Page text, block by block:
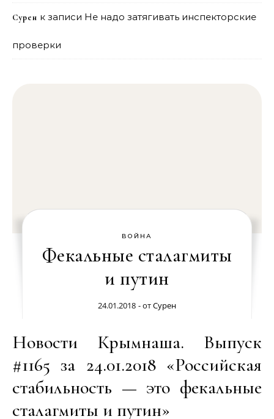
Сурен к записи Не надо затягивать инспекторские
проверки
ВОЙНА
Фекальные сталагмиты
и путин
24.01.2018 - отСурен
Новости Крымнаша. Выпуск
#1165 за 24.01.2018 «Российская
стабильность — это фекальные
сталагмиты и путин»